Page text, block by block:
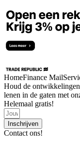
HomeFinance
Houd de
lenen in de gaten met
Helemaal gratis!
Inschrijven
Contact ons!